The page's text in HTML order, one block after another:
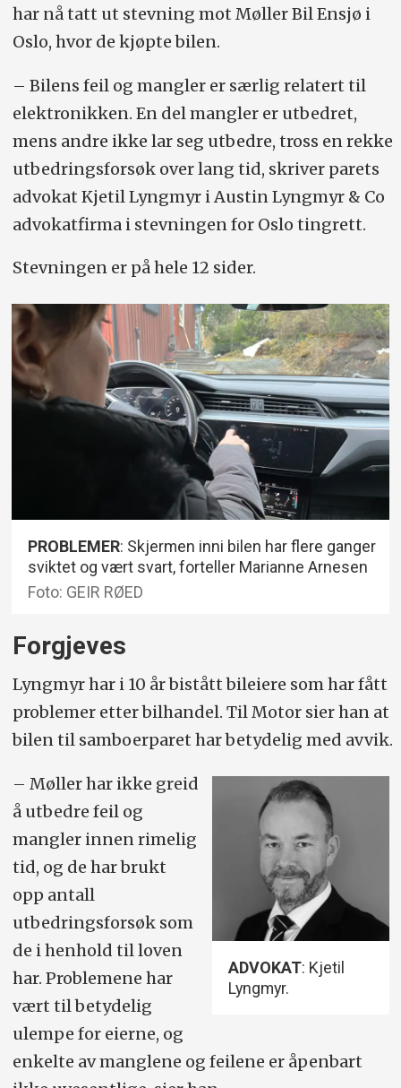
har nå tatt ut stevning mot Møller Bil Ensjø i
Oslo, hvor de kjøpte bilen.
– Bilens feil og mangler er særlig relatert til
elektronikken. En del mangler er utbedret,
mens andre ikke lar seg utbedre, tross en rekke
utbedrings­forsøk over lang tid, skriver parets
advokat Kjetil Lyngmyr i Austin Lyngmyr & Co
advokatfirma i stevningen for Oslo tingrett.
Stevningen er på hele 12 sider.
PROBLEMER: Skjermen inni bilen har flere ganger
sviktet og vært svart, forteller Marianne Arnesen
Foto: GEIR RØED
Forgjeves
Lyngmyr har i 10 år bistått bileiere som har fått
problemer etter bilhandel. Til Motor sier han at
bilen til samboerparet har betydelig med avvik.
ADVOKAT: Kjetil
Lyngmyr.
– Møller har ikke greid
å utbedre feil og
mangler innen rimelig
tid, og de har brukt
opp antall
utbedringsforsøk som
de i henhold til loven
har. Problemene har
vært til betydelig
ulempe for eierne, og
enkelte av manglene og feilene er åpenbart